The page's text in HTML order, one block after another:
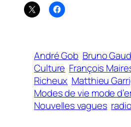
André Gob Bruno
Culture François
Richeux Matthieu
Modes de vie mode
Nouvelles vagues radio